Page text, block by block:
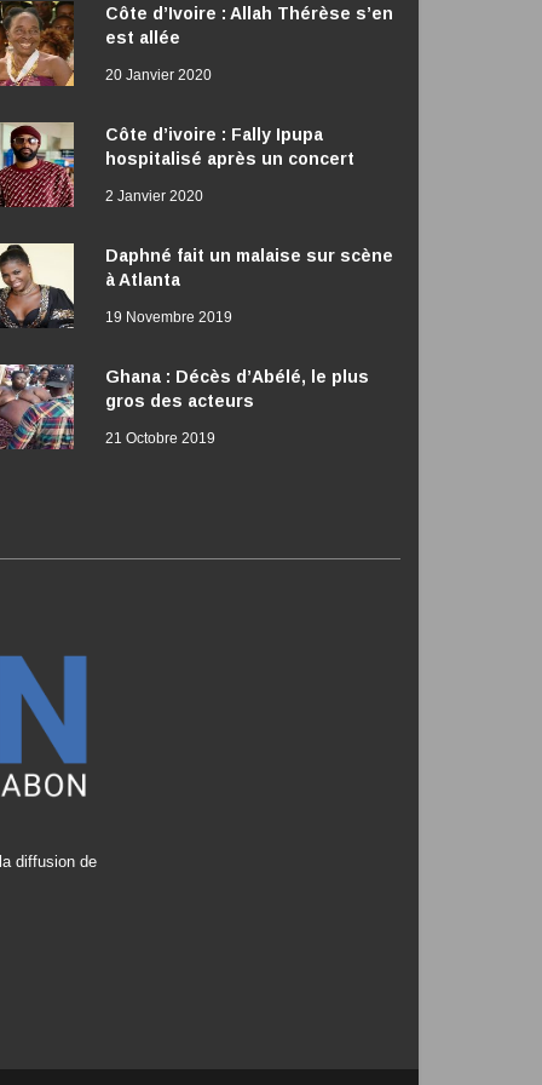
Côte d’Ivoire : Allah Thérèse s’en
est allée
20 Janvier 2020
Côte d’ivoire : Fally Ipupa
hospitalisé après un concert
2 Janvier 2020
Daphné fait un malaise sur scène
à Atlanta
19 Novembre 2019
Ghana : Décès d’Abélé, le plus
gros des acteurs
21 Octobre 2019
diffusion de